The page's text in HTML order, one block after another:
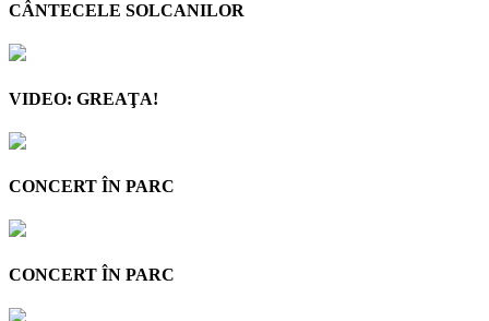
CÂNTECELE SOLCANILOR
VIDEO: GREAŢA!
CONCERT ÎN PARC
CONCERT ÎN PARC